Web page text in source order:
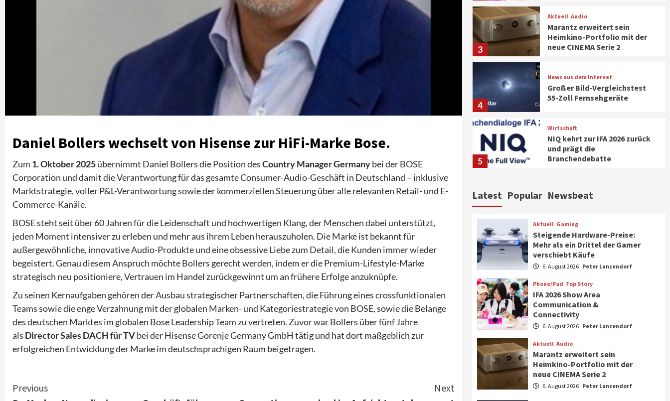
Daniel Bollers wechselt von Hisense zur HiFi-Marke Bose.
Zum 1. Oktober 2025übernimmt Daniel Bollers die Position desCountry Manager Germanybei der BOSE
Corporation und damit die Verantwortung für das gesamte Consumer-Audio-Geschäft in Deutschland – inklusive
Marktstrategie, voller P&L-Verantwortung sowie der kommerziellen Steuerung über alle relevanten Retail- und E-
Commerce-Kanäle.
BOSE steht seit über 60 Jahren für die Leidenschaft und hochwertigen Klang, der Menschen dabei unterstützt,
jeden Moment intensiver zu erleben und mehr aus ihrem Leben herauszuholen. Die Marke ist bekannt für
außergewöhnliche, innovative Audio-Produkte und eine obsessive Liebe zum Detail, die Kunden immer wieder
begeistert. Genau diesem Anspruch möchte Bollers gerecht werden, indem er die Premium-Lifestyle-Marke
strategisch neu positioniere, Vertrauen im Handel zurückgewinnt um an frühere Erfolge anzuknüpfe.
Zu seinen Kernaufgaben gehören der Ausbau strategischer Partnerschaften, die Führung eines crossfunktionalen
Teams sowie die enge Verzahnung mit der globalen Marken- und Kategoriestrategie von BOSE, sowie die Belange
des deutschen Marktes im globalen Bose Leadership Team zu vertreten. Zuvor war Bollers über fünf Jahre
als Director Sales DACH für TVbei der Hisense Gorenje Germany GmbH tätig und hat dort maßgeblich zur
erfolgreichen Entwicklung der Marke im deutschsprachigen Raum beigetragen.
Continue
Previous
Next
3
Aktuell Audio
Marantz erweitert sein
Heimkino-Portfolio mit der
neue CINEMA Serie 2
4
News aus dem Internet
Großer Bild-Vergleichstest
55-Zoll Fernsehgeräte
5
Wirtschaft
NIQ kehrt zur IFA 2026 zurück
und prägt die
Branchendebatte
6
CHERRY baut Vertriebsteam
7
Smart Living Top Story
Verbraucher setzen immer
mehr auf Klimageräte und
Ventilatoren
1
Aktuell Gaming
Steigende Hardware-Preise:
Mehr als ein Drittel der
Gamer verschiebt Käufe
Phone/Pad Top Story
IFA 2026 Show Area
Communication &
Connectivity
Latest Popular Newsbeat
Aktuell Gaming
Steigende Hardware-Preise:
Mehr als ein Drittel der Gamer
verschiebt Käufe
6. August 2026 Peter Lanzendorf
Phone/Pad Top Story
IFA 2026 Show Area
Communication &
Connectivity
6. August 2026 Peter Lanzendorf
Aktuell Audio
Marantz erweitert sein
Heimkino-Portfolio mit der
neue CINEMA Serie 2
6. August 2026 Peter Lanzendorf